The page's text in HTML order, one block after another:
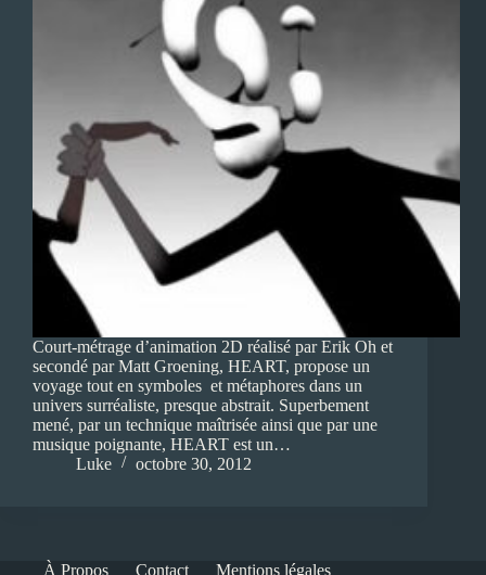
Court-métrage d’animation 2D réalisé par Erik Oh et
secondé par Matt Groening, HEART, propose un
voyage tout en symboles et métaphores dans un
univers surréaliste, presque abstrait. Superbement
mené, par un technique maîtrisée ainsi que par une
musique poignante, HEART est un…
Luke
octobre 30, 2012
À Propos Contact Mentions légales